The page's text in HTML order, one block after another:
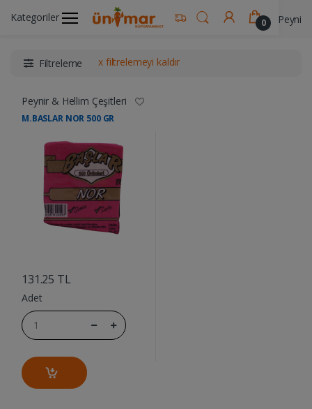
Kategoriler 0
Ünimar Anasayfa Süt ve Kahvaltılık Ürünler Peynir
Filtreleme x filtrelemeyi kaldır
Peynir & Hellim Çeşitleri
M.BASLAR NOR 500 GR
131.25 TL
Adet